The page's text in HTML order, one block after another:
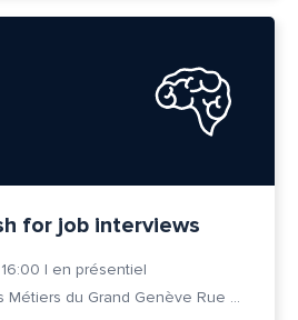
for job interviews
16:00 | en présentiel
Cité des Métiers du Grand Genève Rue Prévost-Martin 6 1205 Genève